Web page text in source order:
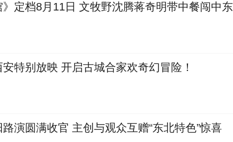
定档8月11日 文牧野沈腾蒋奇明带中餐闯中东
特别放映 开启古城合家欢奇幻冒险！
演圆满收官 主创与观众互赠“东北特色”惊喜